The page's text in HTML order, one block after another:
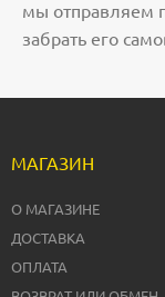
мы отправляем
забрать его
МАГАЗИН
О МАГАЗИНЕ
ДОСТАВКА
ОПЛАТА